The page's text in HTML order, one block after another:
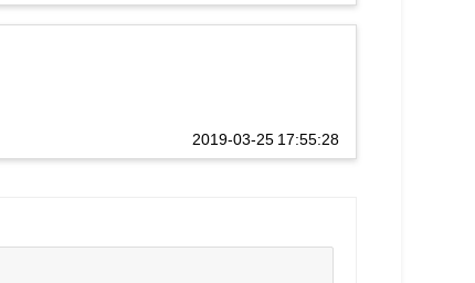
2019-03-25 17:55:28